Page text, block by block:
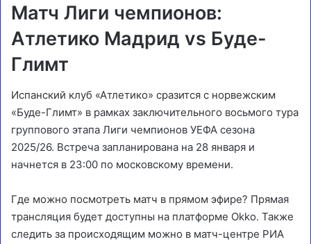
Матч Лиги чемпионов:
Атлетико Мадрид vs Буде-
Глимт
Испанский клуб «Атлетико» сразится с норвежским
«Буде-Глимт» в рамках заключительного восьмого тура
группового этапа Лиги чемпионов УЕФА сезона
2025/26. Встреча запланирована на 28 января и
начнется в 23:00 по московскому времени.
Где можно посмотреть матч в прямом эфире? Прямая
трансляция будет доступны на платформе Okko. Также
следить за происходящим можно в матч-центре РИА